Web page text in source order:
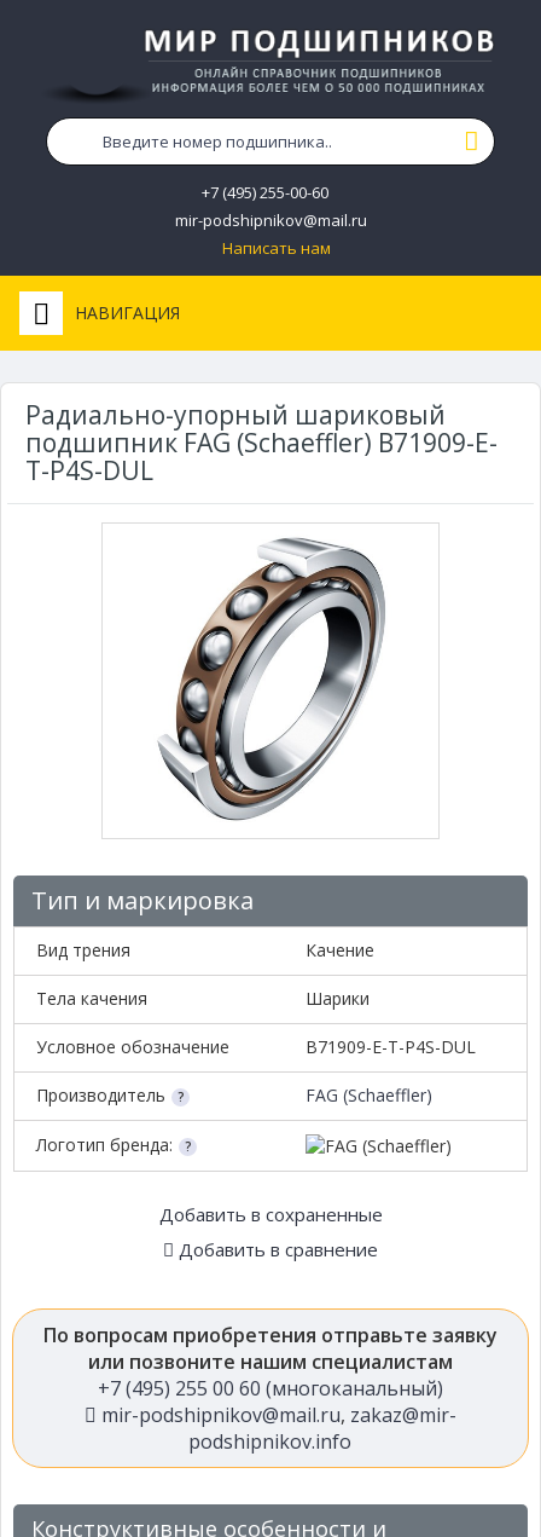
+7 (495) 255-00-60
mir-podshipnikov@mail.ru
Написать нам
НАВИГАЦИЯ
Радиально-упорный шариковый
подшипник FAG (Schaeffler) B71909-E-
T-P4S-DUL
Тип и маркировка
Вид трения Качение
Тела качения Шарики
Условное обозначение B71909-E-T-P4S-DUL
Производитель FAG (Schaeffler)
Логотип бренда:
Добавить в сохраненные
Добавить в сравнение
По вопросам приобретения отправьте заявку
или позвоните нашим специалистам
+7 (495) 255 00 60 (многоканальный)
mir-podshipnikov@mail.ru, zakaz@mir-
podshipnikov.info
Конструктивные особенности и